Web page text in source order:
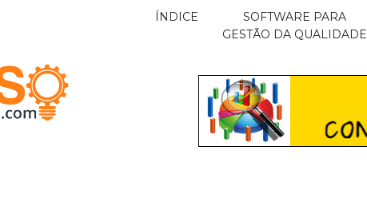
ÍNDICE
SOFTWARE PARA
GESTÃO DA QUALIDADE